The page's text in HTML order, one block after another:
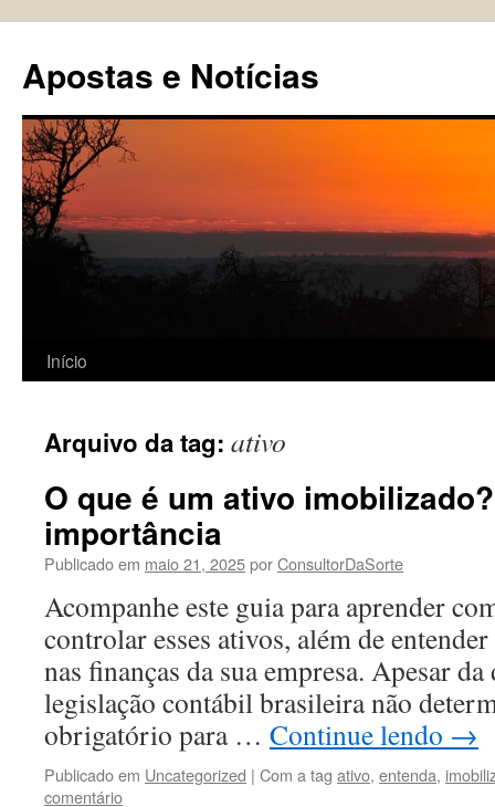
conteúdo
Apostas e Notícias
Início
Arquivo da tag: ativo
O que é um ativo
importância
Publicado em maio 21, 2025porConsultorDaSorte
Acompanhe este guia para aprender
controlar esses ativos, além de
nas finanças da sua empresa. Apesar
legislação contábil brasileira não
obrigatório para … Continue lendo →
Publicado em Uncategorized | Com a tag ativo, entenda,
comentário